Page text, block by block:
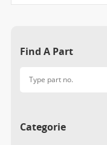
Find A Part
Categorie